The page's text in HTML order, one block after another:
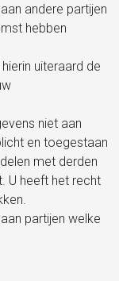
andere partijen
hebben
uiteraard de
niet aan
en toegestaan
met derden
U heeft het recht
partijen welke